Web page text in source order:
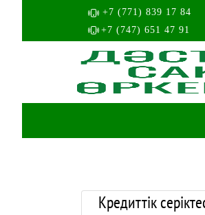
+7 (771) 839 17 84
+7 (747) 651 47 91
Кредиттік